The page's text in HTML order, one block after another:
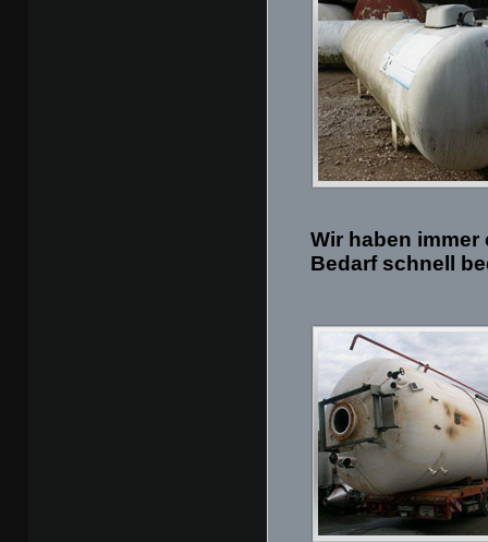
Wir haben immer
Bedarf schnell